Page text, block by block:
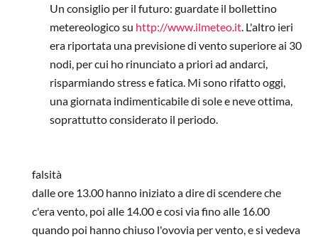
Un consiglio per il futuro: guardate il bollettino
metereologico su http://www.ilmeteo.it. L'altro ieri
era riportata una previsione di vento superiore ai 30
nodi, per cui ho rinunciato a priori ad andarci,
risparmiando stress e fatica. Mi sono rifatto oggi,
una giornata indimenticabile di sole e neve ottima,
soprattutto considerato il periodo.
falsità
dalle ore 13.00 hanno iniziato a dire di scendere che
c'era vento, poi alle 14.00 e cosi via fino alle 16.00
quando poi hanno chiuso l'ovovia per vento, e si vedeva